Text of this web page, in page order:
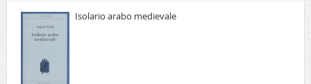
Isolario arabo medievale